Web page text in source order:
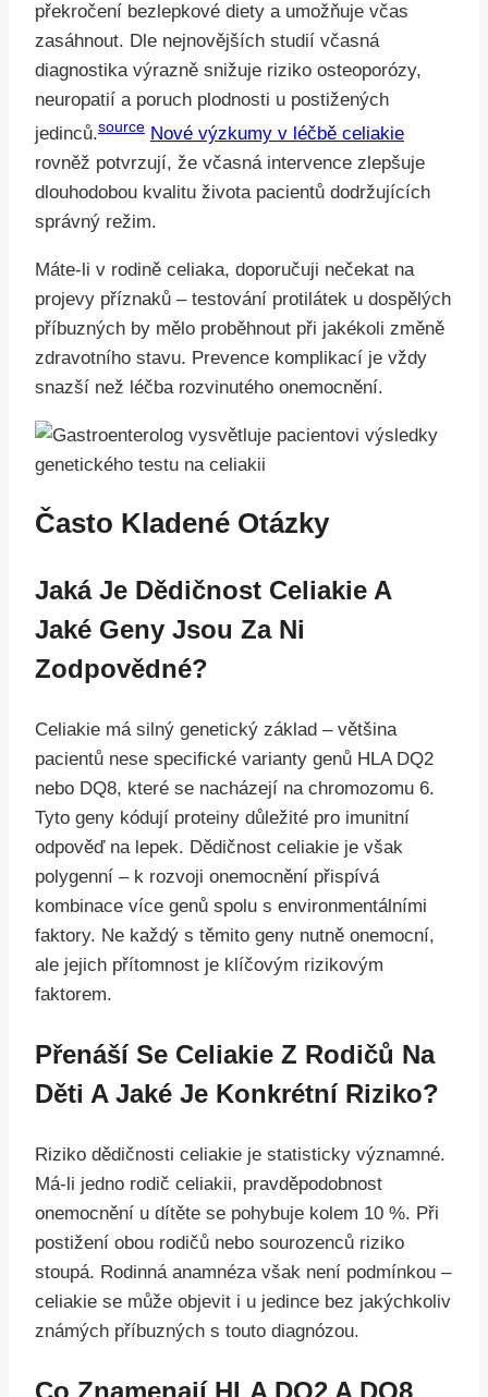
překročení bezlepkové diety a umožňuje včas
zasáhnout. Dle nejnovějších studií včasná
diagnostika výrazně snižuje riziko osteoporózy,
neuropatií a poruch plodnosti u postižených
jedinců.source Nové výzkumy v léčbě celiakie
rovněž potvrzují, že včasná intervence zlepšuje
dlouhodobou kvalitu života pacientů dodržujících
správný režim.
Máte-li v rodině celiaka, doporučuji nečekat na
projevy příznaků – testování protilátek u dospělých
příbuzných by mělo proběhnout při jakékoli změně
zdravotního stavu. Prevence komplikací je vždy
snazší než léčba rozvinutého onemocnění.
Často Kladené Otázky
Jaká Je Dědičnost Celiakie A
Jaké Geny Jsou Za Ni
Zodpovědné?
Celiakie má silný genetický základ – většina
pacientů nese specifické varianty genů HLA DQ2
nebo DQ8, které se nacházejí na chromozomu 6.
Tyto geny kódují proteiny důležité pro imunitní
odpověď na lepek. Dědičnost celiakie je však
polygenní – k rozvoji onemocnění přispívá
kombinace více genů spolu s environmentálními
faktory. Ne každý s těmito geny nutně onemocní,
ale jejich přítomnost je klíčovým rizikovým
faktorem.
Přenáší Se Celiakie Z Rodičů Na
Děti A Jaké Je Konkrétní Riziko?
Riziko dědičnosti celiakie je statisticky významné.
Má-li jedno rodič celiakii, pravděpodobnost
onemocnění u dítěte se pohybuje kolem 10 %. Při
postižení obou rodičů nebo sourozenců riziko
stoupá. Rodinná anamnéza však není podmínkou –
celiakie se může objevit i u jedince bez jakýchkoliv
známých příbuzných s touto diagnózou.